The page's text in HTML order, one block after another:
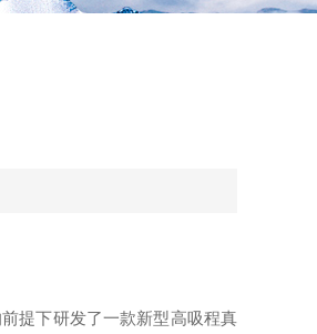
提下研发了一款新型高吸程真